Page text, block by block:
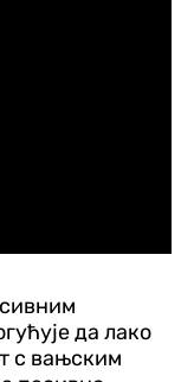
да лако
с вањским